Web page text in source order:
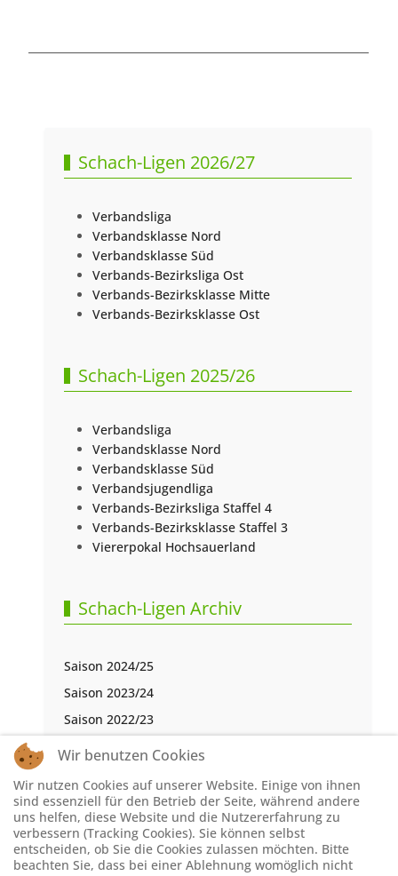
Schach-Ligen 2026/27
Verbandsliga
Verbandsklasse Nord
Verbandsklasse Süd
Verbands-Bezirksliga Ost
Verbands-Bezirksklasse Mitte
Verbands-Bezirksklasse Ost
Schach-Ligen 2025/26
Verbandsliga
Verbandsklasse Nord
Verbandsklasse Süd
Verbandsjugendliga
Verbands-Bezirksliga Staffel 4
Verbands-Bezirksklasse Staffel 3
Viererpokal Hochsauerland
Schach-Ligen Archiv
Saison 2024/25
Saison 2023/24
Saison 2022/23
Saison 2021/22
Saison 2019/20
Saison 2018/19
Saison 2017/18
Wir benutzen Cookies
Wir nutzen Cookies auf unserer Website. Einige von ihnen
sind essenziell für den Betrieb der Seite, während andere
uns helfen, diese Website und die Nutzererfahrung zu
verbessern (Tracking Cookies). Sie können selbst
entscheiden, ob Sie die Cookies zulassen möchten. Bitte
beachten Sie, dass bei einer Ablehnung womöglich nicht